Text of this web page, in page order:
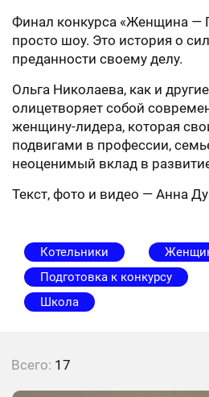
Финал конкурса «Женщина —
просто шоу. Это история о
преданности своему делу.
Ольга Николаева, как и
олицетворяет собой
женщину-лидера, которая
подвигами в профессии,
неоценимый вклад в
Текст, фото и видео — Анна
Котельники
Подготовка к конкурсу
Школа
Всего: 17